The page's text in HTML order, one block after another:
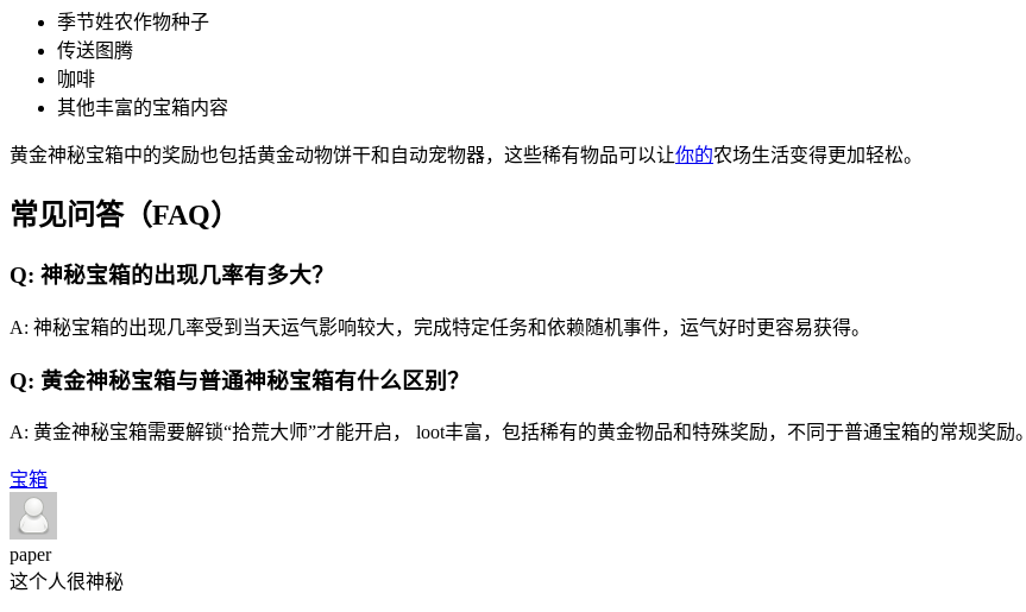
季节姓农作物种子
传送图腾
咖啡
其他丰富的宝箱内容
黄金神秘宝箱中的奖励也包括黄金动物饼干和自动宠物器，这些稀有物品可以让你的农场生活变得更加轻松。
常见问答（FAQ）
Q: 神秘宝箱的出现几率有多大？
A: 神秘宝箱的出现几率受到当天运气影响较大，完成特定任务和依赖随机事件，运气好时更容易获得。
Q: 黄金神秘宝箱与普通神秘宝箱有什么区别？
A: 黄金神秘宝箱需要解锁“拾荒大师”才能开启， loot丰富，包括稀有的黄金物品和特殊奖励，不同于普通宝箱的常规奖励。
宝箱
paper
这个人很神秘